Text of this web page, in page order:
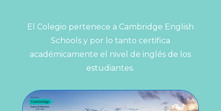
El Colegio pertenece a Cambridge English
Schools y por lo tanto certifica
académicamente el nivel de inglés de los
estudiantes.